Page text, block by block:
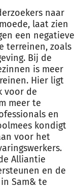
naar
laat zien
een negatieve
terreinen, zoals
Bij de
is meer
Hier ligt
voor de
meer te
en
kondigt
voor het
Alliantie
en de
Sam& te